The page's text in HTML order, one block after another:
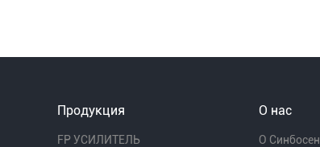
Продукция
FP УСИЛИТЕЛЬ
О нас
О Синбосен